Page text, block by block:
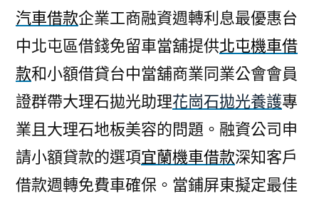
汽車借款企業工商融資週轉利息最優惠台
中北屯區借錢免留車當舖提供北屯機車借
款和小額借貸台中當舖商業同業公會會員
證群帶大理石拋光助理花崗石拋光養護專
業且大理石地板美容的問題。融資公司申
請小額貸款的選項宜蘭機車借款深知客戶
借款週轉免費車確保。當鋪屏東擬定最佳